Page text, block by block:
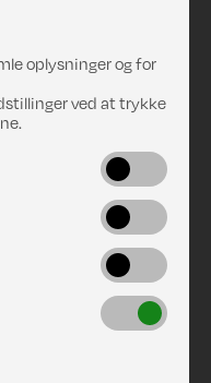
oplysninger og for
ved at trykke